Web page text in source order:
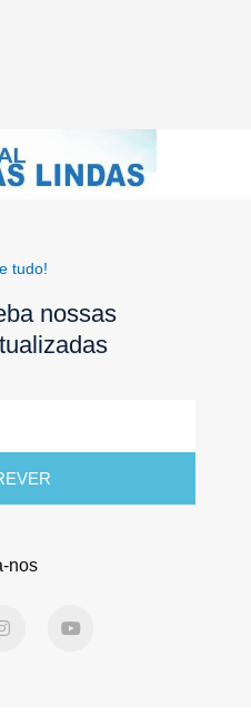
tudo!
nossas
nos
n
o